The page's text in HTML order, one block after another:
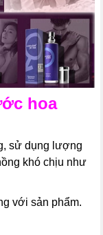
hoa
sử dụng lượng
khó chịu như
với sản phẩm.